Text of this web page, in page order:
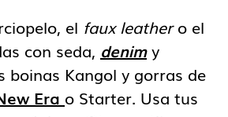
el faux leathero el
con seda, denimy
boinas Kangol y gorras de
Era o Starter. Usa tus